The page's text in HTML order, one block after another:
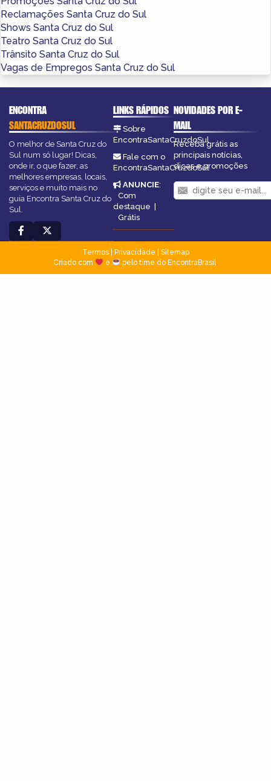
Reclamações Santa Cruz do Sul
Shows Santa Cruz do Sul
Teatro Santa Cruz do Sul
Trânsito Santa Cruz do Sul
Vagas de Empregos Santa Cruz do Sul
ENCONTRA
SANTACRUZDOSUL
O melhor de Santa Cruz do
Sul num só lugar! Dicas,
onde ir, o que fazer, as
melhores empresas, locais,
serviços e muito mais no
guia Encontra Santa Cruz do
Sul.
LINKS RÁPIDOS
Sobre
EncontraSantaCruzdoSul
Fale com o
EncontraSantaCruzdoSul
ANUNCIE:
Com
destaque |
Grátis
NOVIDADES POR E-
MAIL
Receba grátis as
principais notícias,
dicas e promoções
Termos| Privacidade
Sitemap
Criado com
e pelo time do EncontraBrasil